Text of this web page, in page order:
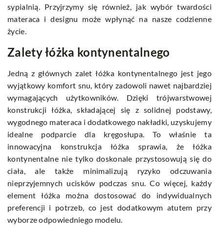
sypialnią. Przyjrzymy się również, jak wybór twardości
materaca i designu może wpłynąć na nasze codzienne
życie.
Zalety łóżka kontynentalnego
Jedną z głównych zalet łóżka kontynentalnego jest jego
wyjątkowy komfort snu, który zadowoli nawet najbardziej
wymagających użytkowników. Dzięki trójwarstwowej
konstrukcji łóżka, składającej się z solidnej podstawy,
wygodnego materaca i dodatkowego nakładki, uzyskujemy
idealne podparcie dla kręgosłupa. To właśnie ta
innowacyjna konstrukcja łóżka sprawia, że łóżka
kontynentalne nie tylko doskonale przystosowują się do
ciała, ale także minimalizują ryzyko odczuwania
nieprzyjemnych ucisków podczas snu. Co więcej, każdy
element łóżka można dostosować do indywidualnych
preferencji i potrzeb, co jest dodatkowym atutem przy
wyborze odpowiedniego modelu.